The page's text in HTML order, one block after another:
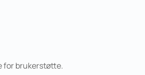
for brukerstøtte.